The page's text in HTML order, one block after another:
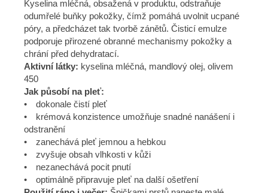
Kyselina mléčná, obsažená v produktu, odstraňuje
odumřelé buňky pokožky, čímž pomáhá uvolnit ucpané
póry, a předcházet tak tvorbě zánětů. Čisticí emulze
podporuje přirozené obranné mechanismy pokožky a
chrání před dehydratací.
Aktivní látky: kyselina mléčná, mandlový olej, olivem
450
Jak působí na pleť:
• dokonale čistí pleť
• krémová konzistence umožňuje snadné nanášení i
odstranění
• zanechává pleť jemnou a hebkou
• zvyšuje obsah vlhkosti v kůži
• nezanechává pocit pnutí
• optimálně připravuje pleť na další ošetření